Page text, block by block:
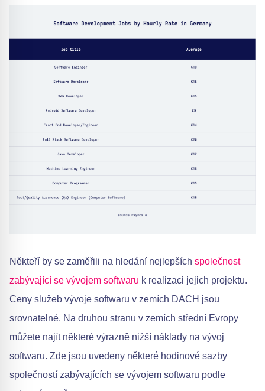
Někteří by se zaměřili na hledání nejlepších společnost
zabývající se vývojem softwaru k realizaci jejich projektu.
Ceny služeb vývoje softwaru v zemích DACH jsou
srovnatelné. Na druhou stranu v zemích střední Evropy
můžete najít některé výrazně nižší náklady na vývoj
softwaru. Zde jsou uvedeny některé hodinové sazby
společností zabývajících se vývojem softwaru podle